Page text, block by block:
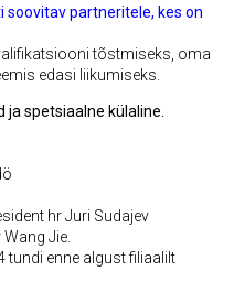
soovitav partneritele, kes on
tõstmiseks, oma
edasi liikumiseks.
ja spetsiaalne külaline.
hr Juri Sudajev
Wang Jie.
tundi enne algust filiaalilt